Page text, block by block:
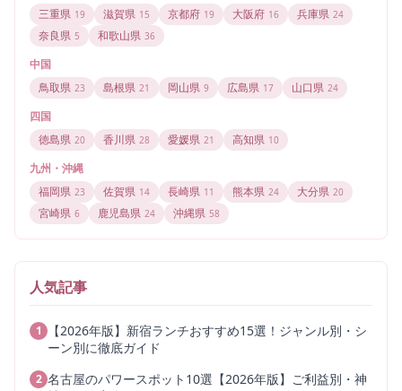
三重県 19 滋賀県 15 京都府 19 大阪府 16 兵庫県 24
奈良県 5 和歌山県 36
中国
鳥取県 23 島根県 21 岡山県 9 広島県 17 山口県 24
四国
徳島県 20 香川県 28 愛媛県 21 高知県 10
九州・沖縄
福岡県 23 佐賀県 14 長崎県 11 熊本県 24 大分県 20
宮崎県 6 鹿児島県 24 沖縄県 58
人気記事
1
【2026年版】新宿ランチおすすめ15選！ジャンル別・シ
ーン別に徹底ガイド
2 名古屋のパワースポット10選【2026年版】ご利益別・神